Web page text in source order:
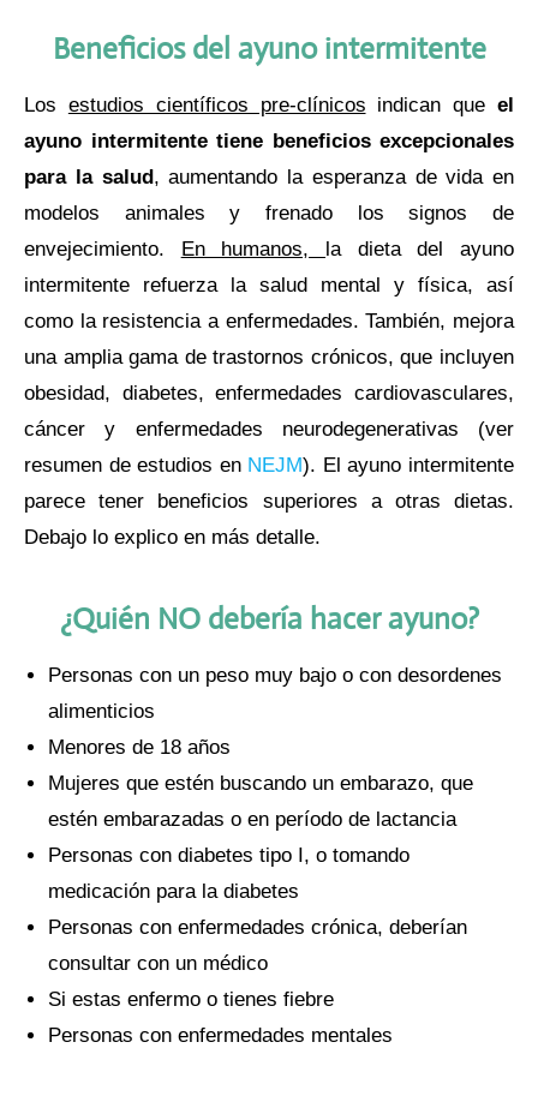
Beneficios del ayuno intermitente
Los estudios científicos pre-clínicos indican queel
ayuno intermitente tiene beneficios excepcionales
para la salud, aumentando la esperanza de vida en
modelos animales y frenado los signos de
envejecimiento. En humanos, la dieta del ayuno
intermitente refuerza la salud mental y física, así
como la resistencia a enfermedades. También, mejora
una amplia gama de trastornos crónicos, que incluyen
obesidad, diabetes, enfermedades cardiovasculares,
cáncer y enfermedades neurodegenerativas (ver
resumen de estudios en NEJM). El ayuno intermitente
parece tener beneficios superiores a otras dietas.
Debajo lo explico en más detalle.
¿Quién NO debería hacer ayuno?
Personas con un peso muy bajo o con desordenes
alimenticios
Menores de 18 años
Mujeres que estén buscando un embarazo, que
estén embarazadas o en período de lactancia
Personas con diabetes tipo I, o tomando
medicación para la diabetes
Personas con enfermedades crónica, deberían
consultar con un médico
Si estas enfermo o tienes fiebre
Personas con enfermedades mentales